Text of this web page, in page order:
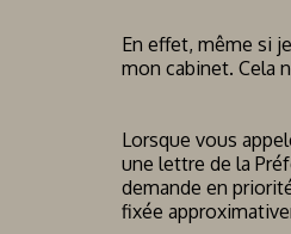
En effet, même si
mon cabinet. Cela
Lorsque vous
une lettre de la
demande en
fixée